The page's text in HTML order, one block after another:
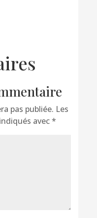
pas publiée. Les
avec*